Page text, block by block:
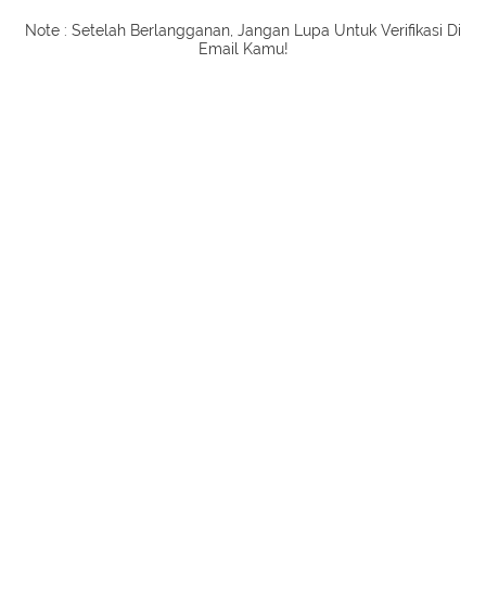
Note : Setelah Berlangganan, Jangan Lupa Untuk Verifikasi Di
Email Kamu!